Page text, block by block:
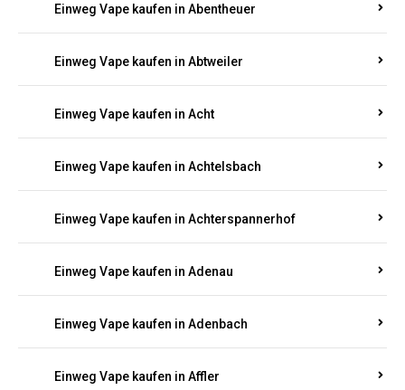
Einweg Vape kaufen in Abentheuer
Einweg Vape kaufen in Abtweiler
Einweg Vape kaufen in Acht
Einweg Vape kaufen in Achtelsbach
Einweg Vape kaufen in Achterspannerhof
Einweg Vape kaufen in Adenau
Einweg Vape kaufen in Adenbach
Einweg Vape kaufen in Affler